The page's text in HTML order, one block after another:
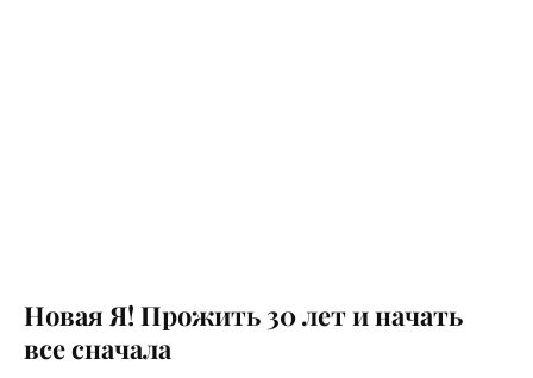
Новая Я! Прожить 30 лет и начать
все сначала